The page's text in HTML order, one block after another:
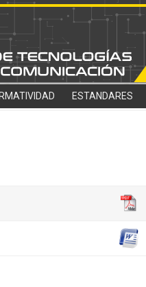
ESTANDARES